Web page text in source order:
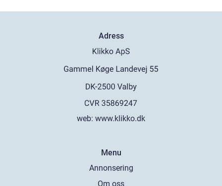
Adress
web: www.klikko.dk
Menu
Annonsering
Om oss